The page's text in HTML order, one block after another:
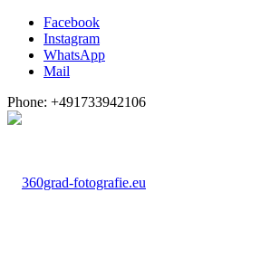
Facebook
Instagram
WhatsApp
Mail
Phone: +491733942106